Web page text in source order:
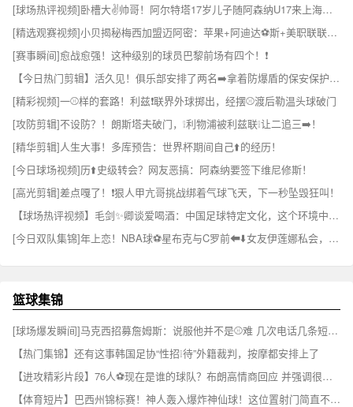
[球场热评视频]卧槽大✌️帅哥！阿尔特塔17岁儿子随阿森纳U17来上海参加比赛！
[精选观赛视频]小贝揭秘梅西加盟迈阿密：苹果+阿迪达⚽斯+美职联联手才✌️撬动梅西
[赛事瞬间]愈战愈强！这种级别的球员巴黎前场有四个！❗
【今日热门剪辑】活久见！俱乐部安排了两名➡️拿着防爆盾的保安保护帕⬇️雷德斯！
[精彩视频]一⚾样的套路！利兹❗联界外球掷出，经摆⚾渡后勒温头球破门
[攻防剪辑]不设防？！朗斯塔夫破门，❕利物浦被利兹联❕让二追三➡️！
[精华剪辑]人生大事！多库预告：世界杯期间自己⬆️的经历！
[今日球场视频]历⬆️史级转会？网友恶搞：阿森纳要签下维尼修斯！
[高光剪辑]差点嘎了！❗狠人甲亢哥挑战绑着气球飞天，下一秒坠毁狂叫！
【球场热评视频】毛剑✨卿谈爱喝酒：中国足球特定文化，这个环境中肯定会有诱惑
[今日双队集锦]年上恋！NBA球⚽星布克与C罗前⬅⬇️️女友伊莲娜私会，俩人相差10岁
篮球集锦
[球场爆发瞬间]马克西招募詹姆斯：说服他并不是⚾难 几次电话几条短信搞定✨
【热门集锦】还有这事韩国足协“性招❕待”外籍裁判，按摩都安排上了
【进攻精彩片段】76人⚽现在是谁的球队？布朗高情商回应 并强调很期待向老詹学习
【体育短片】巴西州锦标赛！神人轰入爆炸神仙球！这位置射门简直不讲道⚾理！